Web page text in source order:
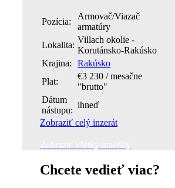
Pozícia:
Armovač/Viazač
armatúry
Lokalita:
Villach okolie -
Korutánsko-Rakúsko
Krajina:
Rakúsko
Plat:
€3 230 / mesačne
"brutto"
Dátum
nástupu:
ihneď
Zobraziť celý inzerát
Chcete vedieť viac?